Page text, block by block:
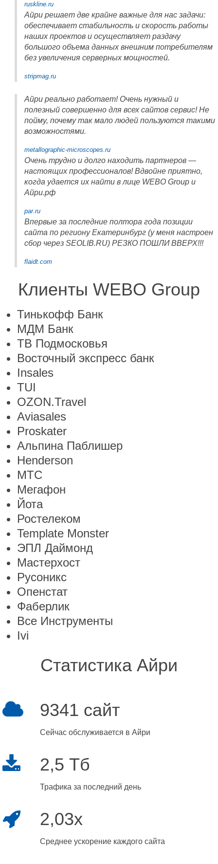
ruskline.ru
Айри решает две крайне важные для нас задачи:
обеспечивает стабильность и скорость работы
наших проектов и осуществляет раздачу
большого объема данных внешним потребителям
без увеличения серверных мощностей.
stripmag.ru
Айри реально работает! Очень нужный и
полезный совершенно для всех сайтов сервис! Не
пойму, почему так мало людей пользуются такими
возможностями.
metallographic-microscopes.ru
Очень трудно и долго находить партнеров —
настоящих профессионалов! Вдвойне приятно,
когда удается их найти в лице WEBO Group и
Айри.рф
par.ru
Впервые за последние полтора года позиции
сайта по региону Екатеринбург (у меня настроен
сбор через SEOLIB.RU) РЕЗКО ПОШЛИ ВВЕРХ!!!
flaidt.com
Клиенты WEBO Group
Тинькофф Банк
МДМ Банк
ТВ Подмосковья
Восточный экспресс банк
Insales
TUI
OZON.Travel
Aviasales
Proskater
Альпина Паблишер
Henderson
МТС
Мегафон
Йота
Ростелеком
Template Monster
ЭПЛ Даймонд
Мастерхост
Русоникс
Опенстат
Фаберлик
Все Инструменты
Ivi
Статистика Айри
9341 сайт
Сейчас обслуживается в Айри
2,5 Тб
Трафика за последний день
2,03x
Среднее ускорение каждого сайта